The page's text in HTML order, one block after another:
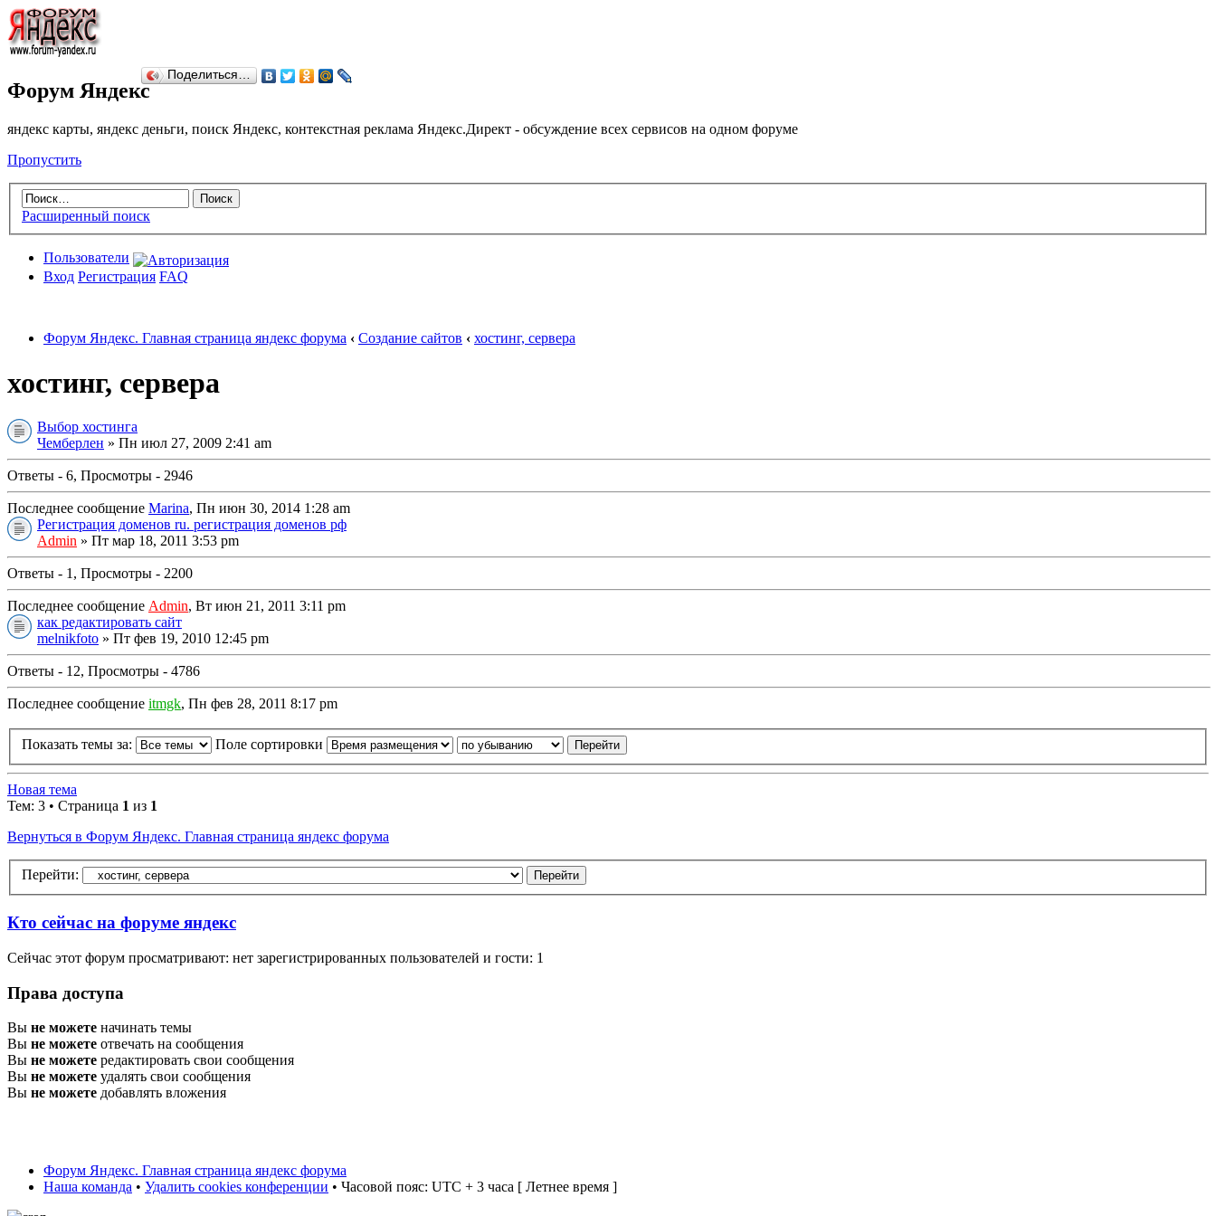
Форум Яндекс
яндекс карты, яндекс деньги, поиск Яндекс, контекстная реклама Яндекс.Директ - обсуждение всех сервисов на одном форуме
Пропустить
Расширенный поиск
Пользователи
Вход Регистрация FAQ
Форум Яндекс. Главная страница яндекс форума ‹ Создание сайтов ‹ хостинг, сервера
Поделиться…
хостинг, сервера
Выбор хостинга
Чемберлен » Пн июл 27, 2009 2:41 am
Ответы - 6, Просмотры - 2946
Последнее сообщение Marina, Пн июн 30, 2014 1:28 am
Регистрация доменов ru. регистрация доменов рф
Admin » Пт мар 18, 2011 3:53 pm
Ответы - 1, Просмотры - 2200
Последнее сообщение Admin, Вт июн 21, 2011 3:11 pm
как редактировать сайт
melnikfoto » Пт фев 19, 2010 12:45 pm
Ответы - 12, Просмотры - 4786
Последнее сообщение itmgk, Пн фев 28, 2011 8:17 pm
Показать темы за: Поле сортировки
Новая тема
Тем: 3 • Страница 1 из 1
Вернуться в Форум Яндекс. Главная страница яндекс форума
Перейти:
Кто сейчас на форуме яндекс
Сейчас этот форум просматривают: нет зарегистрированных пользователей и гости: 1
Права доступа
Вы не можете начинать темы
Вы не можете отвечать на сообщения
Вы не можете редактировать свои сообщения
Вы не можете удалять свои сообщения
Вы не можете добавлять вложения
Форум Яндекс. Главная страница яндекс форума
Наша команда • Удалить cookies конференции • Часовой пояс: UTC + 3 часа [ Летнее время ]